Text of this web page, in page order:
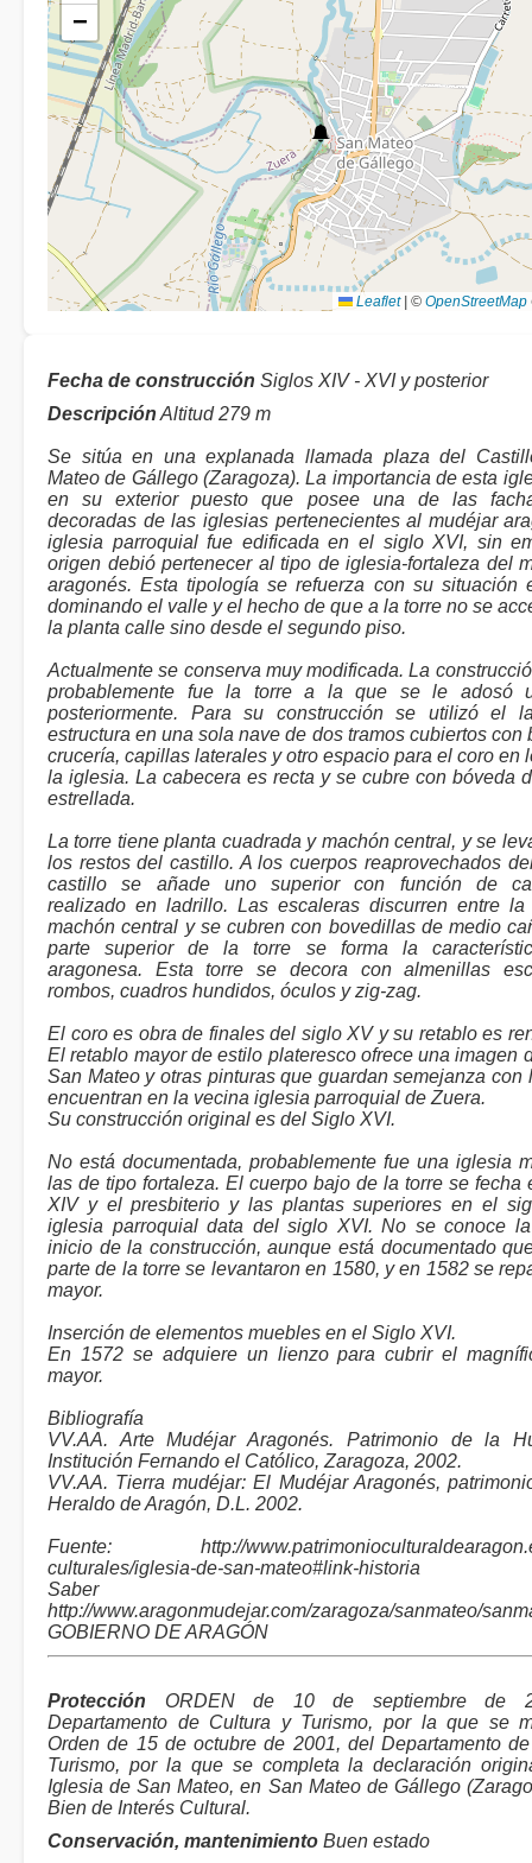
−
Leaflet © OpenStreetMap
Fecha de construcción Siglos XIV - XVI y posterior
Descripción Altitud 279 m
Se sitúa en una explanada llamada plaza del
Mateo de Gállego (Zaragoza). La importancia de esta
en su exterior puesto que posee una de las
decoradas de las iglesias pertenecientes al mudéjar
iglesia parroquial fue edificada en el siglo XVI, sin
origen debió pertenecer al tipo de iglesia-fortaleza del
aragonés. Esta tipología se refuerza con su situación
dominando el valle y el hecho de que a la torre no se
la planta calle sino desde el segundo piso.
Actualmente se conserva muy modificada. La
probablemente fue la torre a la que se le adosó
posteriormente. Para su construcción se utilizó el
estructura en una sola nave de dos tramos cubiertos con
crucería, capillas laterales y otro espacio para el coro en
la iglesia. La cabecera es recta y se cubre con bóveda
estrellada.
La torre tiene planta cuadrada y machón central, y se
los restos del castillo. A los cuerpos reaprovechados
castillo se añade uno superior con función de
realizado en ladrillo. Las escaleras discurren entre
machón central y se cubren con bovedillas de medio
parte superior de la torre se forma la
aragonesa. Esta torre se decora con almenillas
rombos, cuadros hundidos, óculos y zig-zag.
El coro es obra de finales del siglo XV y su retablo es
El retablo mayor de estilo plateresco ofrece una imagen
San Mateo y otras pinturas que guardan semejanza con
encuentran en la vecina iglesia parroquial de Zuera.
Su construcción original es del Siglo XVI.
No está documentada, probablemente fue una iglesia
las de tipo fortaleza. El cuerpo bajo de la torre se fecha
XIV y el presbiterio y las plantas superiores en el
iglesia parroquial data del siglo XVI. No se conoce
inicio de la construcción, aunque está documentado
parte de la torre se levantaron en 1580, y en 1582 se
mayor.
Inserción de elementos muebles en el Siglo XVI.
En 1572 se adquiere un lienzo para cubrir el
mayor.
Bibliografía
VV.AA. Arte Mudéjar Aragonés. Patrimonio de la
Institución Fernando el Católico, Zaragoza, 2002.
VV.AA. Tierra mudéjar: El Mudéjar Aragonés,
Heraldo de Aragón, D.L. 2002.
Fuente: http://
culturales/iglesia-de-san-mateo#link-historia
Saber
http://www.aragonmudejar.com/zaragoza/sanmateo/
GOBIERNO DE ARAGÓN
Protección ORDEN de 10 de septiembre de
Departamento de Cultura y Turismo, por la que se
Orden de 15 de octubre de 2001, del Departamento
Turismo, por la que se completa la declaración
Iglesia de San Mateo, en San Mateo de Gállego
Bien de Interés Cultural.
Conservación, mantenimiento Buen estado